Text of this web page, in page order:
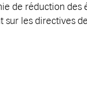
de réduction des
sur les directives